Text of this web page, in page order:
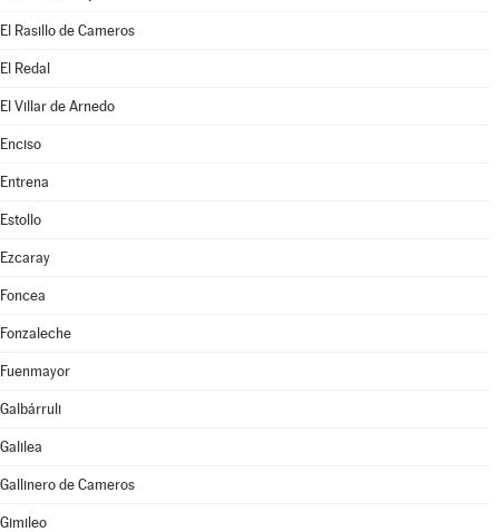
El Rasillo de Cameros
El Redal
El Villar de Arnedo
Enciso
Entrena
Estollo
Ezcaray
Foncea
Fonzaleche
Fuenmayor
Galbárruli
Galilea
Gallinero de Cameros
Gimileo